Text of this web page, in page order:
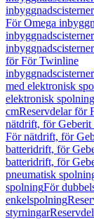
inbyggnadscisterner
För Omega
inbyggnadscisterner
inbyggnadscisterner
för För Twinline
inbyggnadscisterner
med elektronisk
elektronisk spolning
cmReservdelar för
nätdrift, för Geberit
För nätdrift, för
batteridrift, för
batteridrift, för
pneumatisk
spolningFör
enkelspolning
styrningar